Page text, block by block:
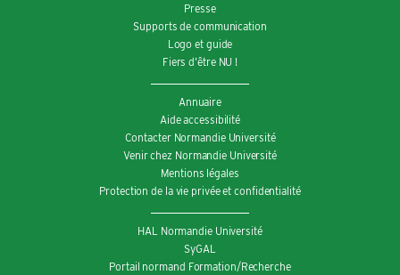
Presse
Supports de communication
Logo et guide
Fiers d’être NU !
Annuaire
Aide accessibilité
Contacter Normandie Université
Venir chez Normandie Université
Mentions légales
Protection de la vie privée et confidentialité
HAL Normandie Université
SyGAL
Portail normand Formation/Recherche